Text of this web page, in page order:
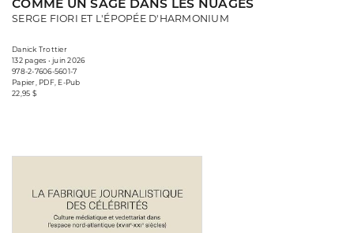
COMME UN SAGE DANS LES NUAGES
SERGE FIORI ET L'ÉPOPÉE D'HARMONIUM
Danick Trottier
132 pages • juin 2026
978-2-7606-5601-7
Papier, PDF, E-Pub
22,95 $